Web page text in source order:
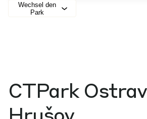
Wechsel den
Park
CTPark
Hrušov